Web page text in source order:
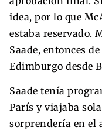
idea, por lo que
estaba reservado.
Saade, entonces
Edimburgo desde
Saade tenía
París y viajaba
sorprendería en el